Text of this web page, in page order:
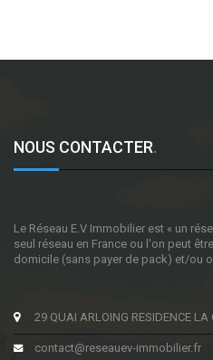
NOUS CONTACTER.
Le Réseau E.V Immobilier est « un
seul réseau en France ou l'on peut
domicile (sans payer de pack) et/ou
29 QUAI ARLOING RESIDENCE LA
contact@reseauev-immobilier.fr